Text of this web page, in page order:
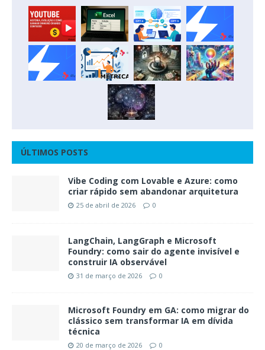
ÚLTIMOS POSTS
Vibe Coding com Lovable e Azure: como
criar rápido sem abandonar arquitetura
25 de abril de 2026 0
LangChain, LangGraph e Microsoft
Foundry: como sair do agente invisível e
construir IA observável
31 de março de 2026 0
Microsoft Foundry em GA: como migrar do
clássico sem transformar IA em dívida
técnica
20 de março de 2026 0